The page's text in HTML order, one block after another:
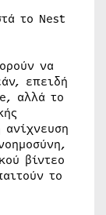
το Nest
να
επειδή
αλλά το
βίντεο
το